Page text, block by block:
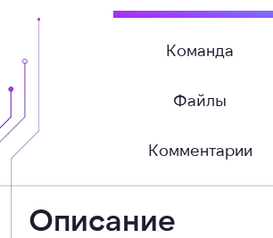
Команда
Файлы
Комментарии
Описание